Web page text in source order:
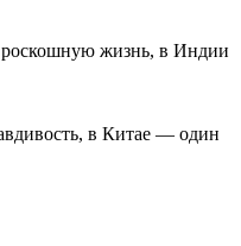
жизнь, в Индии
в Китае — один